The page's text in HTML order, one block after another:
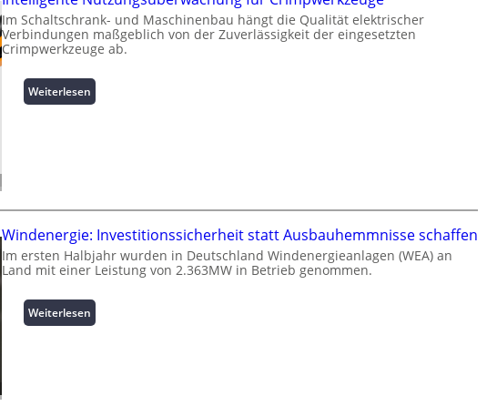
f
o
r
m
a
t
i
L
a
s
t
p
i
Im Schaltschrank- und Maschinenbau hängt die Qualität elektrischer
Verbindungen maßgeblich von der Zuverlässigkeit der eingesetzten
Crimpwerkzeuge ab.
Weiterlesen:
I
i
g
n
e
N
Windenergie: Investitionssicherheit statt Ausbauhemmnisse schaffen
Im ersten Halbjahr wurden in Deutschland Windenergieanlagen (WEA) an
Land mit einer Leistung von 2.363MW in Betrieb genommen.
Weiterlesen:
W